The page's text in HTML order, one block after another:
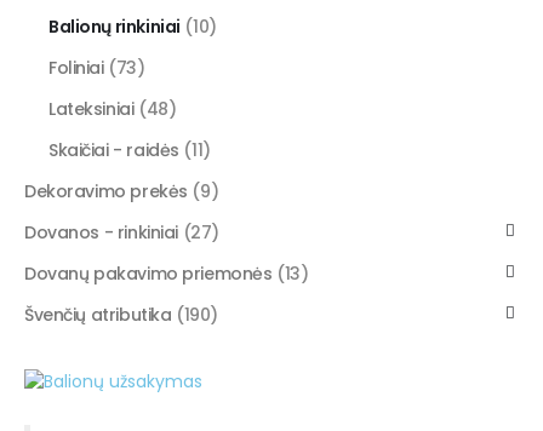
Balionų rinkiniai (10)
Foliniai (73)
Lateksiniai (48)
Skaičiai - raidės (11)
Dekoravimo prekės (9)
Dovanos - rinkiniai (27)
Dovanų pakavimo priemonės (13)
Švenčių atributika (190)